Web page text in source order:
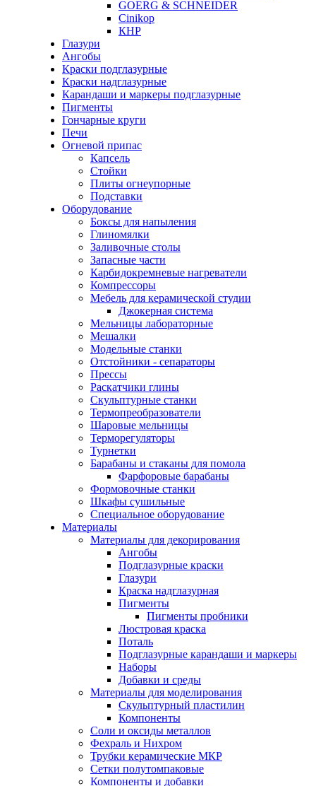
GOERG & SCHNEIDER
Cinikop
КНР
Глазури
Ангобы
Краски подглазурные
Краски надглазурные
Карандаши и маркеры подглазурные
Пигменты
Гончарные круги
Печи
Огневой припас
Капсель
Стойки
Плиты огнеупорные
Подставки
Оборудование
Боксы для напыления
Глиномялки
Заливочные столы
Запасные части
Карбидокремневые нагреватели
Компрессоры
Мебель для керамической студии
Джокерная система
Мельницы лабораторные
Мешалки
Модельные станки
Отстойники - сепараторы
Прессы
Раскатчики глины
Скульптурные станки
Термопреобразователи
Шаровые мельницы
Терморегуляторы
Турнетки
Барабаны и стаканы для помола
Фарфоровые барабаны
Формовочные станки
Шкафы сушильные
Специальное оборудование
Материалы
Материалы для декорирования
Ангобы
Подглазурные краски
Глазури
Краска надглазурная
Пигменты
Пигменты пробники
Люстровая краска
Поталь
Подглазурные карандаши и маркеры
Наборы
Добавки и среды
Материалы для моделирования
Скульптурный пластилин
Компоненты
Соли и оксиды металлов
Фехраль и Нихром
Трубки керамические МКР
Сетки полутомпаковые
Компоненты и добавки